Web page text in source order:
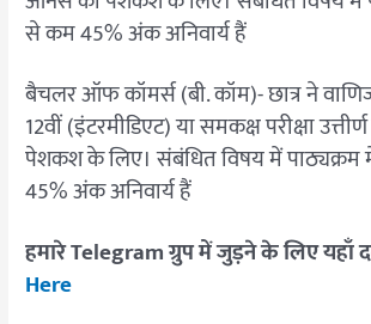
से कम 45% अंक अनिवार्य हैं
बैचलर ऑफ कॉमर्स (बी. कॉम)- छात्र ने
12वीं (इंटरमीडिएट) या समकक्ष परीक्षा
पेशकश के लिए। संबंधित विषय में
45% अंक अनिवार्य हैं
हमारे Telegram ग्रुप में जुड़ने के लिए यहाँ
Here